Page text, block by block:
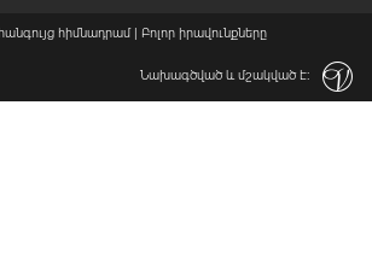
հիմնադրամ| Բոլոր իրավունքները
Նախագծված և մշակված է: